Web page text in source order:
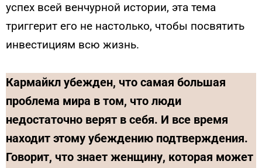
успех всей венчурной истории, эта тема
триггерит его не настолько, чтобы посвятить
инвестициям всю жизнь.
Кармайкл убежден, что самая большая
проблема мира в том, что люди
недостаточно верят в себя. И все время
находит этому убеждению подтверждения.
Говорит, что знает женщину, которая может